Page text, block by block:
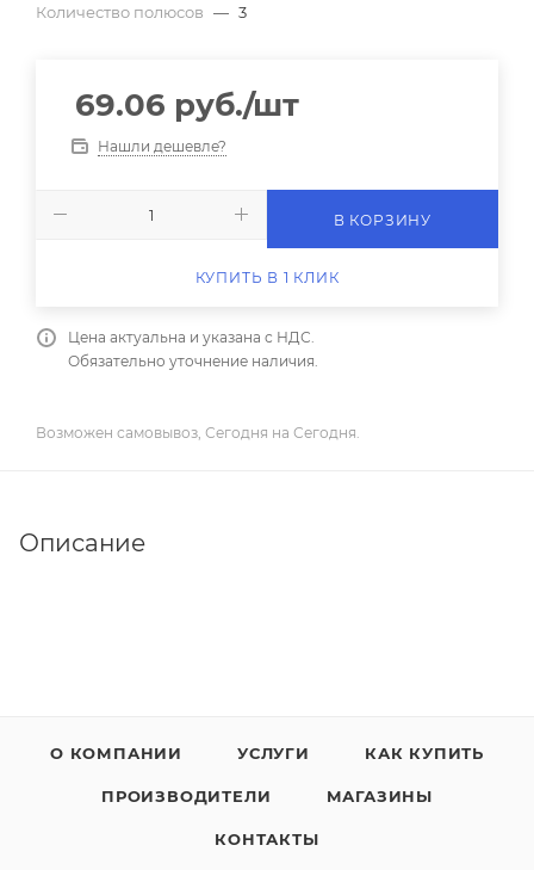
Количество полюсов — 3
69.06 руб./шт
Нашли дешевле?
В КОРЗИНУ
КУПИТЬ В 1 КЛИК
Цена актуальна и указана с НДС.
Обязательно уточнение наличия.
Возможен самовывоз, Сегодня на Сегодня.
Описание
О КОМПАНИИ УСЛУГИ КАК КУПИТЬ
ПРОИЗВОДИТЕЛИ МАГАЗИНЫ
КОНТАКТЫ